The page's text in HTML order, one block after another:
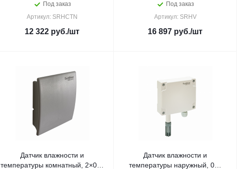
Под заказ
Артикул: SRHCTN
12 322 руб./шт
Под заказ
Артикул: SRHV
16 897 руб./шт
Датчик влажности и
температуры комнатный, 2×0…
Датчик влажности и
температуры наружный, 0…